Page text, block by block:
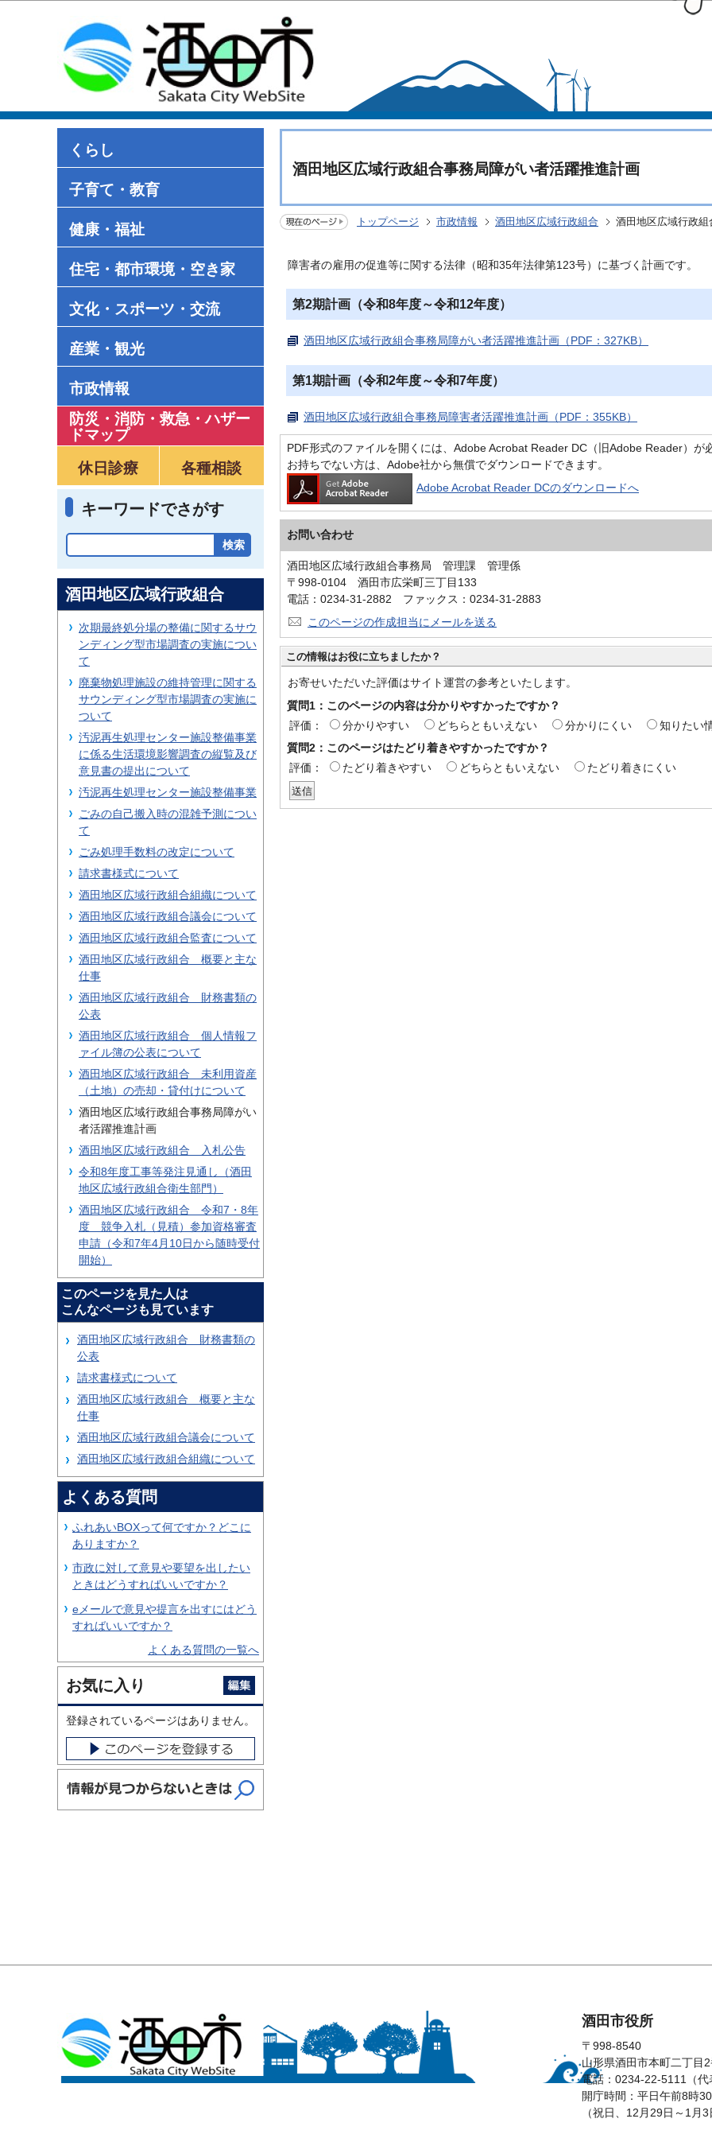
くらし
子育て・教育
健康・福祉
住宅・都市環境・空き家
文化・スポーツ・交流
産業・観光
市政情報
防災・消防・救急 ・ハザー
ドマップ
休日診療
各種相談
キーワードでさがす
酒田地区広域行政組合事務局障がい者活躍推進計画
トップページ 市政情報 酒田地区広域行政組合 酒田地区広域行政
障害者の雇用の促進等に関する法律（昭和35年法律第123号）に基づく計画です。
第2期計画（令和8年度～令和12年度）
酒田地区広域行政組合事務局障がい者活躍推進計画（PDF：327KB）
第1期計画（令和2年度～令和7年度）
酒田地区広域行政組合事務局障害者活躍推進計画（PDF：355KB）
PDF形式のファイルを開くには、Adobe Acrobat Reader DC（旧Adobe Reader）が
お持ちでない方は、Adobe社から無償でダウンロードできます。
Adobe Acrobat Reader DCのダウンロードへ
お問い合わせ
酒田地区広域行政組合事務局 管理課 管理係
〒998-0104 酒田市広栄町三丁目133
電話：0234-31-2882 ファックス：0234-31-2883
このページの作成担当にメールを送る
この情報はお役に立ちましたか？
お寄せいただいた評価はサイト運営の参考といたします。
質問1：このページの内容は分かりやすかったですか？
評価：
分かりやすい どちらともいえない 分かりにくい
知りたい
質問2：このページはたどり着きやすかったですか？
評価：
たどり着きやすい どちらともいえない たどり着きにくい
酒田地区広域行政組合
次期最終処分場の整備に関するサウ
ンディング型市場調査の実施につい
て
廃棄物処理施設の維持管理に関する
サウンディング型市場調査の実施に
ついて
汚泥再生処理センター施設整備事業
に係る生活環境影響調査の縦覧及び
意見書の提出について
汚泥再生処理センター施設整備事業
ごみの自己搬入時の混雑予測につい
て
ごみ処理手数料の改定について
請求書様式について
酒田地区広域行政組合組織について
酒田地区広域行政組合議会について
酒田地区広域行政組合監査について
酒田地区広域行政組合 概要と主な
仕事
酒田地区広域行政組合 財務書類の
公表
酒田地区広域行政組合 個人情報フ
ァイル簿の公表について
酒田地区広域行政組合 未利用資産
（土地）の売却・貸付けについて
酒田地区広域行政組合事務局障がい
者活躍推進計画
酒田地区広域行政組合 入札公告
令和8年度工事等発注見通し（酒田
地区広域行政組合衛生部門）
酒田地区広域行政組合 令和7・8年
度 競争入札（見積）参加資格審査
申請（令和7年4月10日から随時受付
開始）
このページを見た人は
こんなページも見ています
酒田地区広域行政組合 財務書類の
公表
請求書様式について
酒田地区広域行政組合 概要と主な
仕事
酒田地区広域行政組合議会について
酒田地区広域行政組合組織について
よくある質問
ふれあいBOXって何ですか？どこに
ありますか？
市政に対して意見や要望を出したい
ときはどうすればいいですか？
eメールで意見や提言を出すにはどう
すればいいですか？
よくある質問の一覧へ
お気に入り
登録されているページはありません。
酒田市役所
〒998-8540
山形県酒田市本町二丁目
電話：0234-22-5111（代
開庁時間：平日午前8時
（祝日、12月29日～1月3